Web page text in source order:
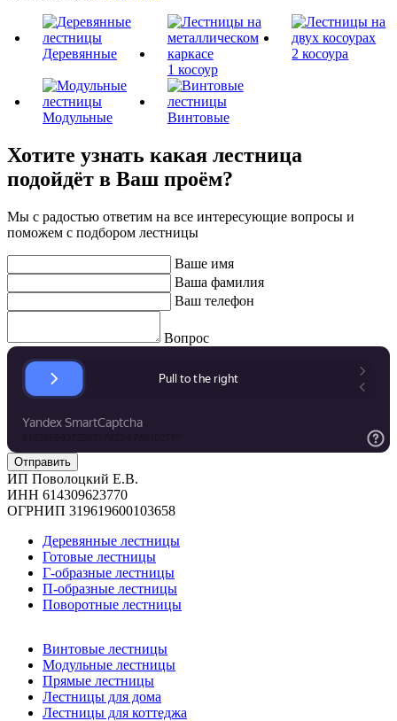
Деревянные
1 косоур
2 косоура
Модульные Винтовые
Хотите узнать какая лестница
подойдёт в Ваш проём?
Мы с радостью ответим на все интересующие вопросы и
поможем с подбором лестницы
Ваше имя
Ваша фамилия
Ваш телефон
Вопрос
ИП Поволоцкий Е.В.
ИНН 614309623770
ОГРНИП 319619600103658
Деревянные лестницы
Готовые лестницы
Г-образные лестницы
П-образные лестницы
Поворотные лестницы
Винтовые лестницы
Модульные лестницы
Прямые лестницы
Лестницы для дома
Лестницы для коттеджа